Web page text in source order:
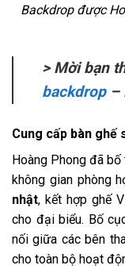
Backdrop được
> Mời bạn
backdrop–
Cung cấp bàn ghế
Hoàng Phong đã
không gian phòng
nhật, kết hợp ghế
cho đại biểu. Bố
nối giữa các bên
cho toàn bộ hoạt